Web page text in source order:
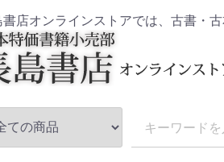
店オンラインストアでは、古書・